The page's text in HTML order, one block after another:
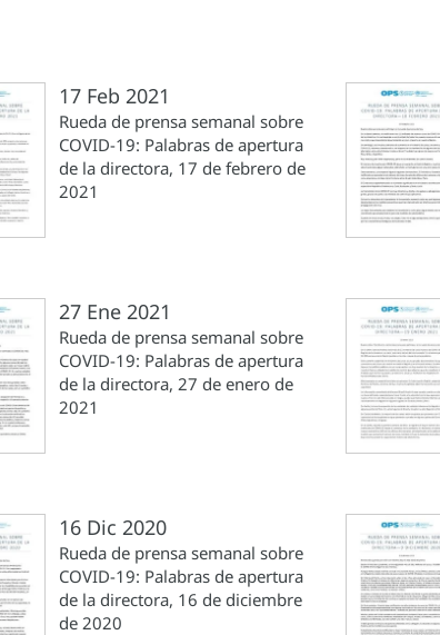
17 Feb 2021
Rueda de prensa semanal sobre
COVID-19: Palabras de apertura
de la directora, 17 de febrero de
2021
27 Ene 2021
Rueda de prensa semanal sobre
COVID-19: Palabras de apertura
de la directora, 27 de enero de
2021
16 Dic 2020
Rueda de prensa semanal sobre
COVID-19: Palabras de apertura
de la directora, 16 de diciembre
de 2020